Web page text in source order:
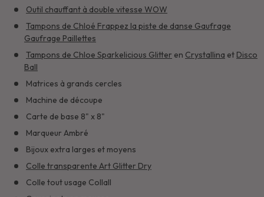
Outil chauffant à double vitesse WOW
Tampons de Chloé Frappez la piste de danse Gaufrage
Gaufrage Paillettes
Tampons de Chloe Sparkelicious Glitter en Crystallina et Disco
Ball
Matrices à grands cercles
Machine de découpe
Carte de base 8" x 8"
Marqueur Ambré
Bijoux extra larges et moyens
Colle transparente Art Glitter Dry
Colle tout usage Collall